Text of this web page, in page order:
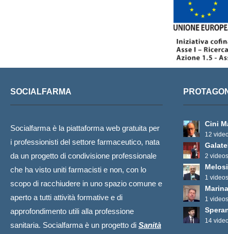
SOCIALFARMA
Socialfarma è la piattaforma web gratuita per
i professionisti del settore farmaceutico, nata
da un progetto di condivisione professionale
che ha visto uniti farmacisti e non, con lo
scopo di racchiudere in uno spazio comune e
aperto a tutti attività formative e di
approfondimento utili alla professione
sanitaria. Socialfarma è un progetto di Sanità
Cini
12
2 videos
1 videos
1 videos
14